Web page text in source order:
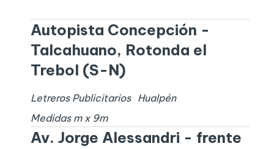
Autopista Concepción -
Talcahuano, Rotonda el
Trebol (S-N)
Letreros Publicitarios
Hualpén
Medidas m x 9m
Av. Jorge Alessandri - frente